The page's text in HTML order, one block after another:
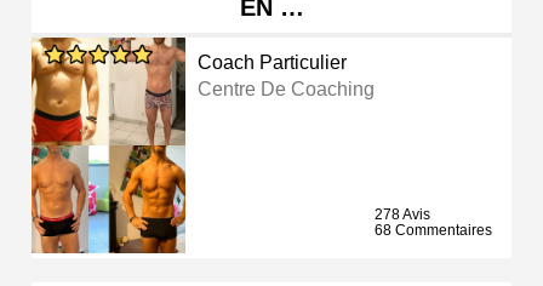
EN …
Coach Particulier
Centre De Coaching
278 Avis
68 Commentaires